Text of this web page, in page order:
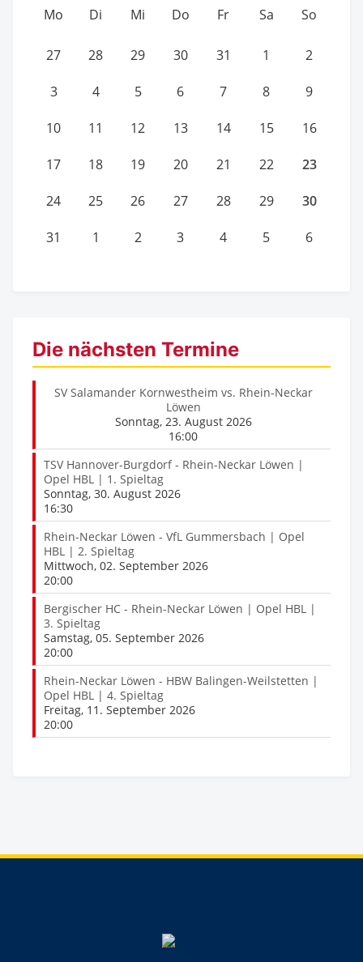
Mo Di Mi Do Fr Sa So
27 28 29 30 31 1 2
3 4 5 6 7 8 9
10 11 12 13 14 15 16
17 18 19 20 21 22 23
24 25 26 27 28 29 30
31 1 2 3 4 5 6
Die nächsten Termine
SV Salamander Kornwestheim vs. Rhein-Neckar
Löwen
Sonntag, 23. August 2026
16:00
TSV Hannover-Burgdorf - Rhein-Neckar Löwen |
Opel HBL | 1. Spieltag
Sonntag, 30. August 2026
16:30
Rhein-Neckar Löwen - VfL Gummersbach | Opel
HBL | 2. Spieltag
Mittwoch, 02. September 2026
20:00
Bergischer HC - Rhein-Neckar Löwen | Opel HBL |
3. Spieltag
Samstag, 05. September 2026
20:00
Rhein-Neckar Löwen - HBW Balingen-Weilstetten |
Opel HBL | 4. Spieltag
Freitag, 11. September 2026
20:00